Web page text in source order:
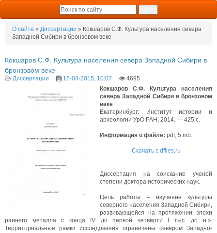
О сайте » Диссертации » Кокшаров С.Ф. Культура населения севера
Западной Сибири в бронзовом веке
Кокшаров С.Ф. Культура населения севера Западной Сибири в
бронзовом веке
Диссертации 16-03-2015, 10:07
4695
Кокшаров С.Ф. Культура населения
севера Западной Сибири в бронзовом
веке
Екатеринбург: Институт истории и
археологии УрО РАН, 2014. — 425 с.
Информация о файле: pdf, 5 mb.
Скачать с dfiles.ru
Диссертация на соискание ученой
степени доктора исторических наук.
Цель работы – изучение культуры
северного населения Западной Сибири,
развивающейся на протяжении эпохи
раннего металла с конца IV до первой четверти I тыс. до н.э.
Территориальные рамки исследования ограничены севером Западно-